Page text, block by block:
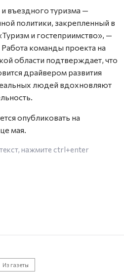
въездного туризма —
политики, закрепленный в
и гостеприимство», —
команды проекта на
области подтверждает, что
драйвером развития
людей вдохновляют
опубликовать на
мая.
нажмите ctrl+enter
Из газеты